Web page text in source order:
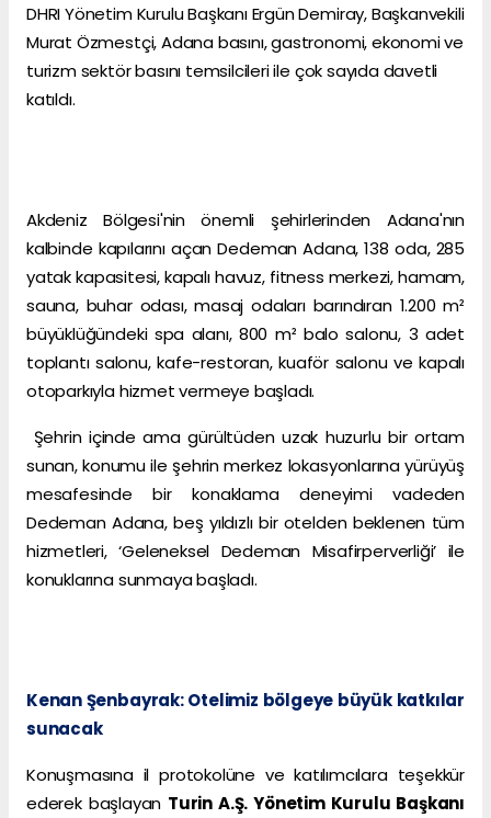
DHRI Yönetim Kurulu Başkanı Ergün Demiray, Başkanvekili
Murat Özmestçi, Adana basını, gastronomi, ekonomi ve
turizm sektör basını temsilcileri ile çok sayıda davetli
katıldı.
Akdeniz Bölgesi'nin önemli şehirlerinden Adana'nın
kalbinde kapılarını açan Dedeman Adana, 138 oda, 285
yatak kapasitesi, kapalı havuz, fitness merkezi, hamam,
sauna, buhar odası, masaj odaları barındıran 1.200 m²
büyüklüğündeki spa alanı, 800 m² balo salonu, 3 adet
toplantı salonu, kafe-restoran, kuaför salonu ve kapalı
otoparkıyla hizmet vermeye başladı.
Şehrin içinde ama gürültüden uzak huzurlu bir ortam
sunan, konumu ile şehrin merkez lokasyonlarına yürüyüş
mesafesinde bir konaklama deneyimi vadeden
Dedeman Adana, beş yıldızlı bir otelden beklenen tüm
hizmetleri, ‘Geleneksel Dedeman Misafirperverliği’ ile
konuklarına sunmaya başladı.
Kenan Şenbayrak: Otelimiz bölgeye büyük katkılar
sunacak
Konuşmasına il protokolüne ve katılımcılara teşekkür
ederek başlayan Turin A.Ş. Yönetim Kurulu Başkanı